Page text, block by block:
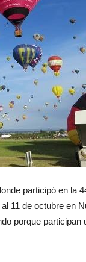
participó en la
11 de octubre en
porque participan